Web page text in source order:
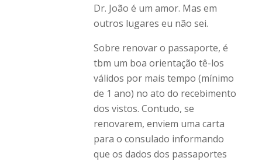
Dr. João é um amor. Mas em
outros lugares eu não sei.
Sobre renovar o passaporte, é
tbm um boa orientação tê-los
válidos por mais tempo (mínimo
de 1 ano) no ato do recebimento
dos vistos. Contudo, se
renovarem, enviem uma carta
para o consulado informando
que os dados dos passaportes